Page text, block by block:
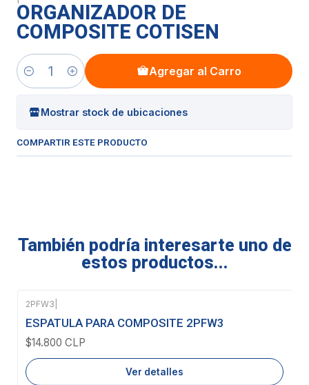
ORGANIZADOR DE
COMPOSITE COTISEN
Cantidad
Agregar al Carro
Mostrar stock de ubicaciones
COMPARTIR ESTE PRODUCTO
También podría interesarte uno de
estos productos...
Agotado
2PFW3
ESPATULA PARA COMPOSITE 2PFW3
$14.800 CLP
Ver detalles